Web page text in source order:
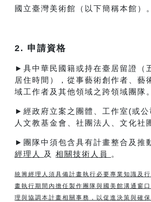
國立臺灣美術館（以下簡稱本館）。
2. 申請資格
►具中華民國籍或持在臺居留證（
居住時間），從事藝術創作者、藝
域工作者及其他領域之跨領域團隊。
►經政府立案之團體、工作室(或公
人文教基金會、社團法人、文化社
►團隊中須包含具有計畫整合及推
經理人
及 相關技術人員 。
統籌經理人須具備計畫執行必要專業知識及
畫執行期間內擔任製作團隊與國美館溝通窗
理與協調本計畫相關事務，以促進決策與確保